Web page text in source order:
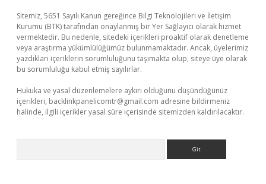
Sitemiz, 5651 Sayılı Kanun gereğince Bilgi Teknolojileri ve İletişim
Kurumu (BTK) tarafından onaylanmış bir Yer Sağlayıcı olarak hizmet
vermektedir. Bu nedenle, sitedeki içerikleri proaktif olarak denetleme
veya araştırma yükümlülüğümüz bulunmamaktadır. Ancak, üyelerimiz
yazdıkları içeriklerin sorumluluğunu taşımakta olup, siteye üye olarak
bu sorumluluğu kabul etmiş sayılırlar.
Hukuka ve yasal düzenlemelere aykırı olduğunu düşündüğünüz
içerikleri, backlinkpanelicomtr@gmail.com adresine bildirmeniz
halinde, ilgili içerikler yasal süre içerisinde sitemizden kaldırılacaktır.